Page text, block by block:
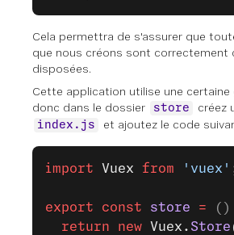
Cela permettra de s'assurer que
que nous créons sont correctement
disposées.
Cette application utilise une
donc dans le dossier
store créez
index.js et ajoutez le code
import Vuex from 'vuex'
export const store = ()
  return
new Vuex. Store